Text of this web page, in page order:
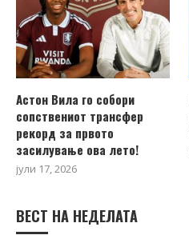
Астон Вила го собори
сопствениот трансфер
рекорд за првото
засилување ова лето!
јули 17, 2026
ВЕСТ НА НЕДЕЛАТА